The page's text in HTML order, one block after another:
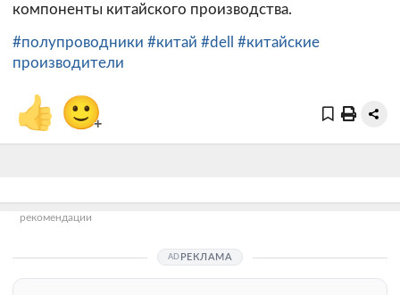
компоненты китайского производства.
#полупроводники #китай #dell #китайские
производители
👍 🙂
+
рекомендации
РЕКЛАМА